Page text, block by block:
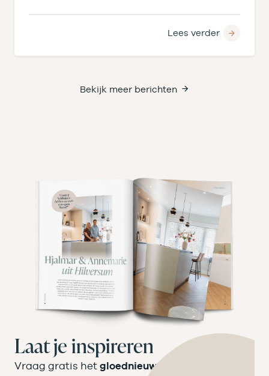
Lees verder
Bekijk meer berichten
Laat je inspireren
Vraag gratis het gloednieuwe Velthuizen